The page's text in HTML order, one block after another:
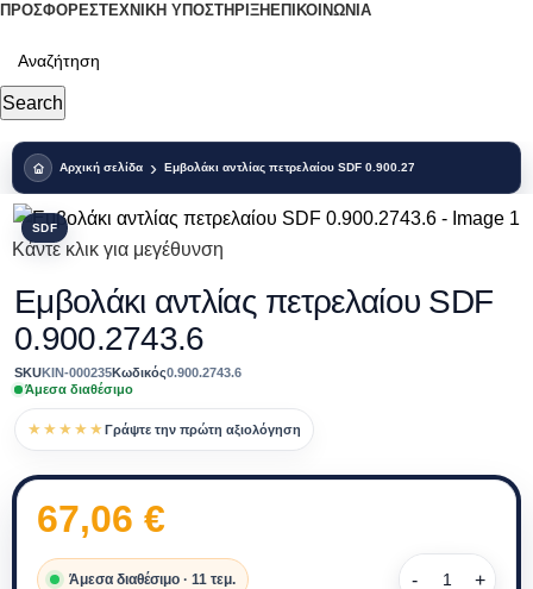
ΠΡΟΣΦΟΡΕΣΤΕΧΝΙΚΗ ΥΠΟΣΤΗΡΙΞΗ ΕΠΙΚΟΙΝΩΝΙΑ
Search
Αρχική σελίδα Εμβολάκι αντλίας πετρελαίου SDF 0.900.2743.6
SDF
Κάντε κλικ για μεγέθυνση
Εμβολάκι αντλίας πετρελαίου SDF
0.900.2743.6
SKUKIN-000235Κωδικός0.900.2743.6
Άμεσα διαθέσιμο
★★★★★Γράψτε την πρώτη αξιολόγηση
67,06 €
Άμεσα διαθέσιμο · 11 τεμ.